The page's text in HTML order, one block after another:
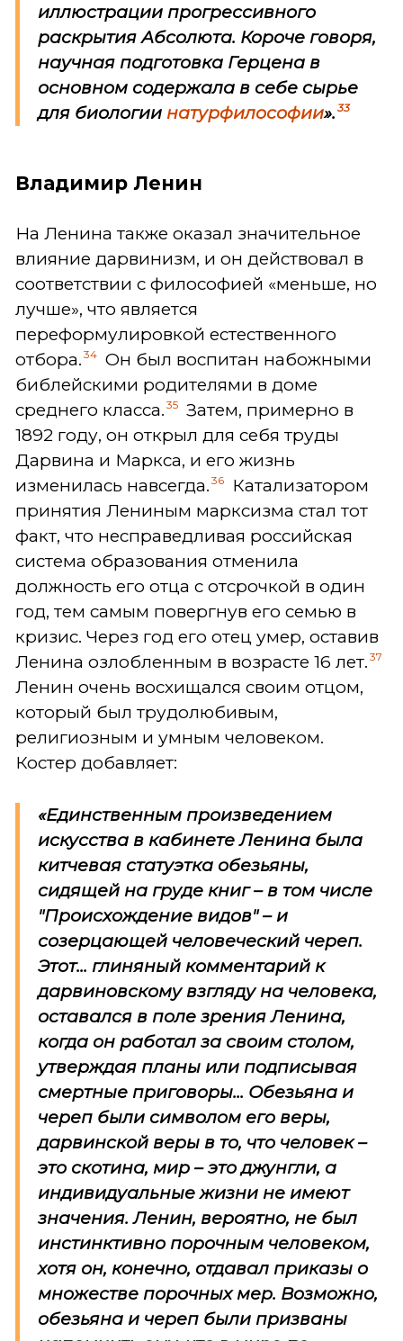
иллюстрации прогрессивного
раскрытия Абсолюта. Короче говоря,
научная подготовка Герцена в
основном содержала в себе сырье
для биологии натурфилософии». 33
Владимир Ленин
На Ленина также оказал значительное
влияние дарвинизм, и он действовал в
соответствии с философией «меньше, но
лучше», что является
переформулировкой естественного
отбора. 34 Он был воспитан набожными
библейскими родителями в доме
среднего класса. 35 Затем, примерно в
1892 году, он открыл для себя труды
Дарвина и Маркса, и его жизнь
изменилась навсегда. 36
Катализатором
принятия Лениным марксизма стал тот
факт, что несправедливая российская
система образования отменила
должность его отца с отсрочкой в один
год, тем самым повергнув его семью в
кризис. Через год его отец умер, оставив
Ленина озлобленным в возрасте 16 лет. 37
Ленин очень восхищался своим отцом,
который был трудолюбивым,
религиозным и умным человеком.
Костер добавляет:
«Единственным произведением
искусства в кабинете Ленина была
китчевая статуэтка обезьяны,
сидящей на груде книг – в том числе
"Происхождение видов" – и
созерцающей человеческий череп.
Этот... глиняный комментарий к
дарвиновскому взгляду на человека,
оставался в поле зрения Ленина,
когда он работал за своим столом,
утверждая планы или подписывая
смертные приговоры... Обезьяна и
череп были символом его веры,
дарвинской веры в то, что человек –
это скотина, мир – это джунгли, а
индивидуальные жизни не имеют
значения. Ленин, вероятно, не был
инстинктивно порочным человеком,
хотя он, конечно, отдавал приказы о
множестве порочных мер. Возможно,
обезьяна и череп были призваны